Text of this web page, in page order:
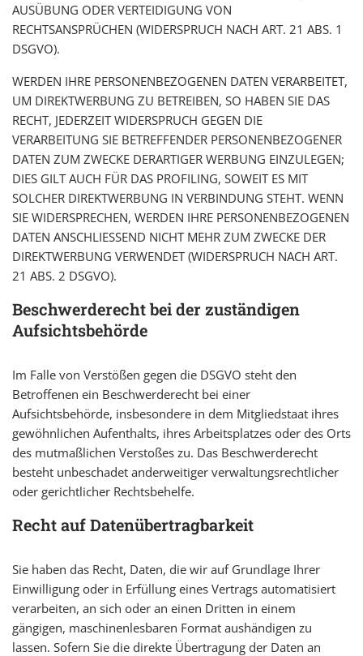
AUSÜBUNG ODER VERTEIDIGUNG VON
RECHTSANSPRÜCHEN (WIDERSPRUCH NACH ART. 21 ABS. 1
DSGVO).
WERDEN IHRE PERSONENBEZOGENEN DATEN VERARBEITET,
UM DIREKTWERBUNG ZU BETREIBEN, SO HABEN SIE DAS
RECHT, JEDERZEIT WIDERSPRUCH GEGEN DIE
VERARBEITUNG SIE BETREFFENDER PERSONENBEZOGENER
DATEN ZUM ZWECKE DERARTIGER WERBUNG EINZULEGEN;
DIES GILT AUCH FÜR DAS PROFILING, SOWEIT ES MIT
SOLCHER DIREKTWERBUNG IN VERBINDUNG STEHT. WENN
SIE WIDERSPRECHEN, WERDEN IHRE PERSONENBEZOGENEN
DATEN ANSCHLIESSEND NICHT MEHR ZUM ZWECKE DER
DIREKTWERBUNG VERWENDET (WIDERSPRUCH NACH ART.
21 ABS. 2 DSGVO).
Beschwerde­recht bei der zuständigen
Aufsichts­behörde
Im Falle von Verstößen gegen die DSGVO steht den
Betroffenen ein Beschwerderecht bei einer
Aufsichtsbehörde, insbesondere in dem Mitgliedstaat ihres
gewöhnlichen Aufenthalts, ihres Arbeitsplatzes oder des Orts
des mutmaßlichen Verstoßes zu. Das Beschwerderecht
besteht unbeschadet anderweitiger verwaltungsrechtlicher
oder gerichtlicher Rechtsbehelfe.
Recht auf Daten­übertrag­barkeit
Sie haben das Recht, Daten, die wir auf Grundlage Ihrer
Einwilligung oder in Erfüllung eines Vertrags automatisiert
verarbeiten, an sich oder an einen Dritten in einem
gängigen, maschinenlesbaren Format aushändigen zu
lassen. Sofern Sie die direkte Übertragung der Daten an